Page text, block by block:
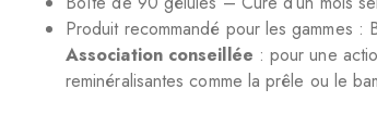
Produit recommandé pour les gammes
Association conseillée : pour une
reminéralisantes comme la prêle ou le